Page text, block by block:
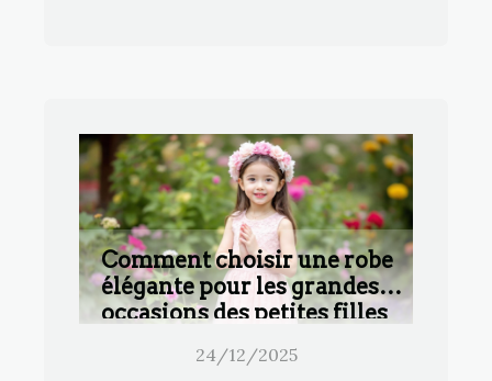
Comment choisir une robe
élégante pour les grandes
occasions des petites filles
24/12/2025